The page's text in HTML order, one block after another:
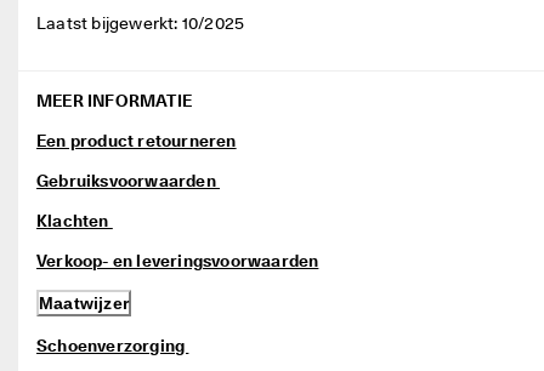
Laatst bijgewerkt: 10/2025
MEER INFORMATIE
Een product retourneren
Gebruiksvoorwaarden
Klachten
Verkoop- en leveringsvoorwaarden
Maatwijzer
Schoenverzorging